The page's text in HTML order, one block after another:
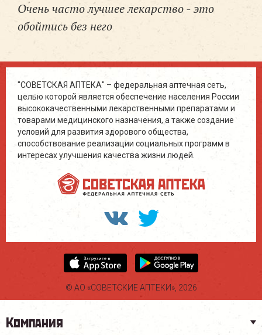
Очень часто лучшее лекарство - это
обойтись без него
"СОВЕТСКАЯ АПТЕКА" – федеральная аптечная сеть,
целью которой является обеспечение населения России
высококачественными лекарственными препаратами и
товарами медицинского назначения, а также создание
условий для развития здорового общества,
способствование реализации социальных программ в
интересах улучшения качества жизни людей.
© АО «СОВЕТСКИЕ АПТЕКИ», 2026
Компания